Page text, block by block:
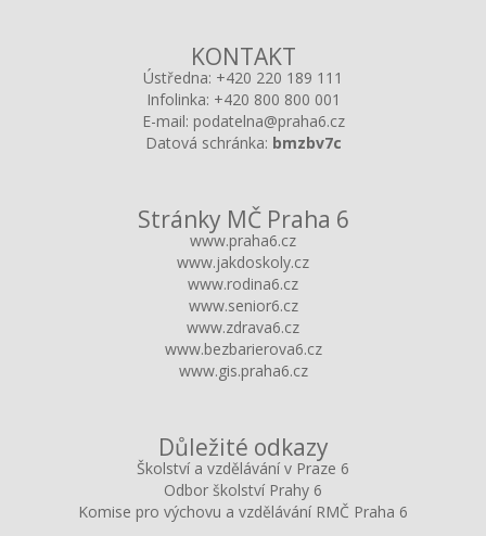
KONTAKT
Ústředna: +420 220 189 111
Infolinka: +420 800 800 001
E-mail: podatelna@praha6.cz
Datová schránka: bmzbv7c
Stránky MČ Praha 6
www.praha6.cz
www.jakdoskoly.cz
www.rodina6.cz
www.senior6.cz
www.zdrava6.cz
www.bezbarierova6.cz
www.gis.praha6.cz
Důležité odkazy
Školství a vzdělávání v Praze 6
Odbor školství Prahy 6
Komise pro výchovu a vzdělávání RMČ Praha 6